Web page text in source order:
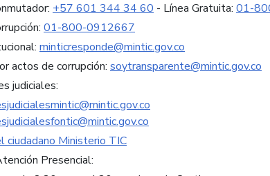
+57 601 344 34 60 - Línea Gratuita: 01-
01-800-0912667
minticresponde@mintic.gov.co
actos de corrupción: soytransparente@mintic.gov.co
judiciales:
ciudadano Ministerio TIC
Presencial: